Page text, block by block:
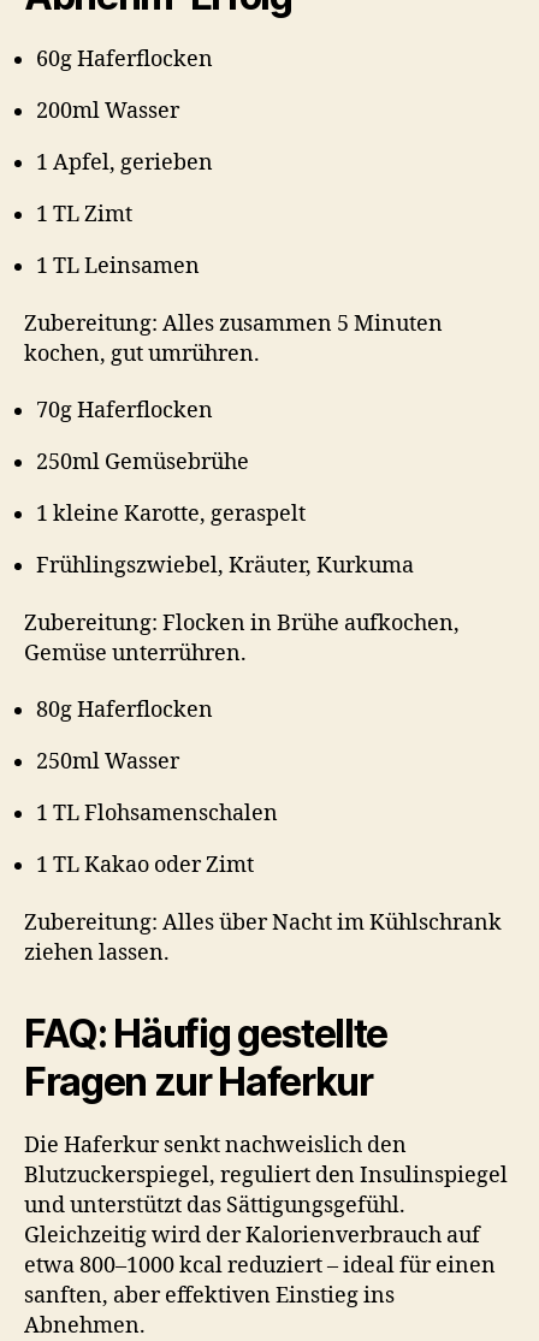
60g Haferflocken
200ml Wasser
1 Apfel, gerieben
1 TL Zimt
1 TL Leinsamen
Zubereitung: Alles zusammen 5 Minuten
kochen, gut umrühren.
70g Haferflocken
250ml Gemüsebrühe
1 kleine Karotte, geraspelt
Frühlingszwiebel, Kräuter, Kurkuma
Zubereitung: Flocken in Brühe aufkochen,
Gemüse unterrühren.
80g Haferflocken
250ml Wasser
1 TL Flohsamenschalen
1 TL Kakao oder Zimt
Zubereitung: Alles über Nacht im Kühlschrank
ziehen lassen.
FAQ: Häufig gestellte
Fragen zur Haferkur
Die Haferkur senkt nachweislich den
Blutzuckerspiegel, reguliert den Insulinspiegel
und unterstützt das Sättigungsgefühl.
Gleichzeitig wird der Kalorienverbrauch auf
etwa 800–1000 kcal reduziert – ideal für einen
sanften, aber effektiven Einstieg ins
Abnehmen.